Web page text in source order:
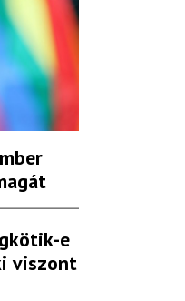
e
viszont